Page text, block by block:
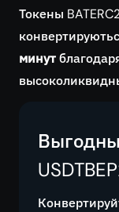
Токены
минут